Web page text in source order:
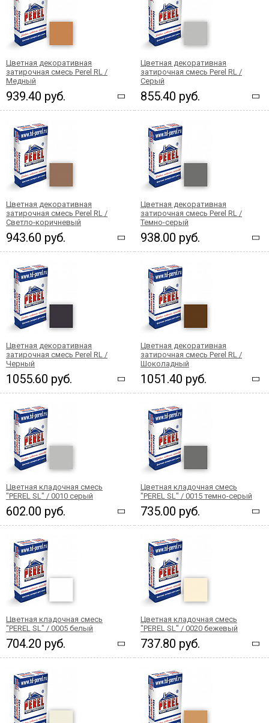
Цветная декоративная
затирочная смесь Perel RL /
Медный
939.40 руб.
Цветная декоративная
затирочная смесь Perel RL /
Серый
855.40 руб.
Цветная декоративная
затирочная смесь Perel RL /
Светло-коричневый
943.60 руб.
Цветная декоративная
затирочная смесь Perel RL /
Темно-серый
938.00 руб.
Цветная декоративная
затирочная смесь Perel RL /
Черный
1055.60 руб.
Цветная декоративная
затирочная смесь Perel RL /
Шоколадный
1051.40 руб.
Цветная кладочная смесь
"PEREL SL" / 0010 серый
602.00 руб.
Цветная кладочная смесь
"PEREL SL" / 0015 темно-серый
735.00 руб.
Цветная кладочная смесь
"PEREL SL" / 0005 белый
704.20 руб.
Цветная кладочная смесь
"PEREL SL" / 0020 бежевый
737.80 руб.